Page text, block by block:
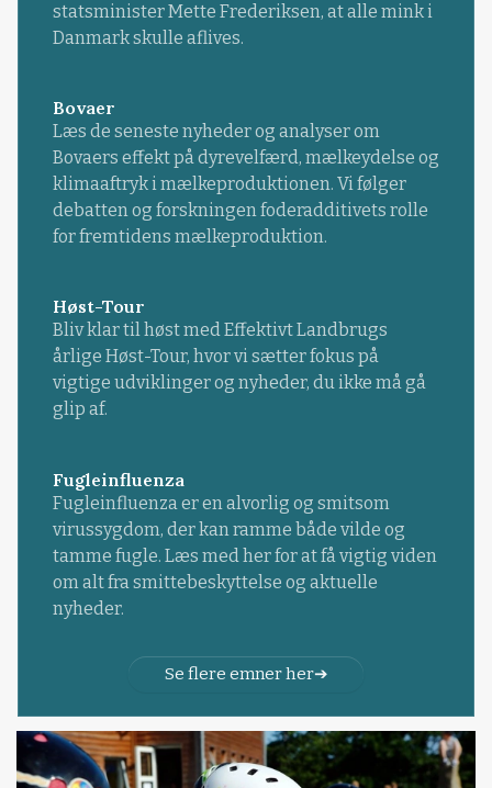
statsminister Mette Frederiksen, at alle mink i
Danmark skulle aflives.
Bovaer
Læs de seneste nyheder og analyser om
Bovaers effekt på dyrevelfærd, mælkeydelse og
klimaaftryk i mælkeproduktionen. Vi følger
debatten og forskningen foderadditivets rolle
for fremtidens mælkeproduktion.
Høst-Tour
Bliv klar til høst med Effektivt Landbrugs
årlige Høst-Tour, hvor vi sætter fokus på
vigtige udviklinger og nyheder, du ikke må gå
glip af.
Fugleinfluenza
Fugleinfluenza er en alvorlig og smitsom
virussygdom, der kan ramme både vilde og
tamme fugle. Læs med her for at få vigtig viden
om alt fra smittebeskyttelse og aktuelle
nyheder.
Se flere emner her